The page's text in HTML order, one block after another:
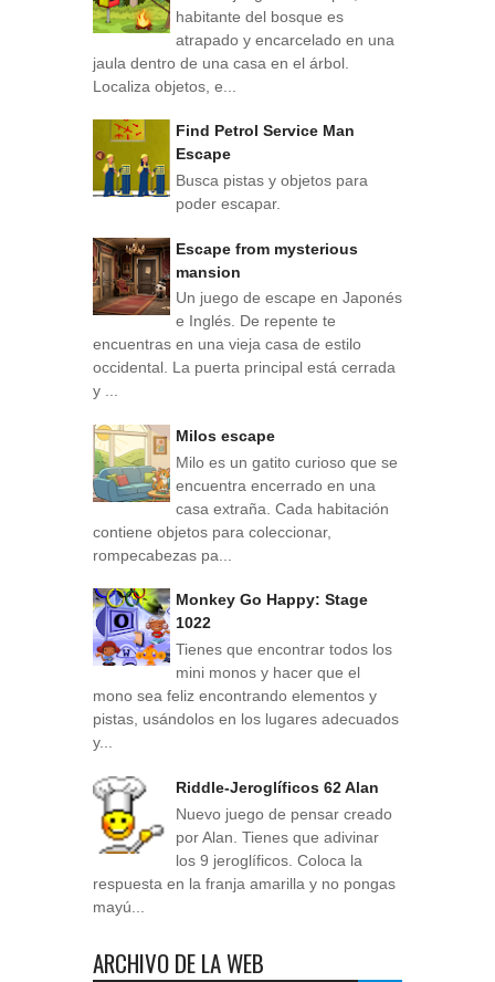
habitante del bosque es
atrapado y encarcelado en una
jaula dentro de una casa en el árbol.
Localiza objetos, e...
Find Petrol Service Man
Escape
Busca pistas y objetos para
poder escapar.
Escape from mysterious
mansion
Un juego de escape en Japonés
e Inglés. De repente te
encuentras en una vieja casa de estilo
occidental. La puerta principal está cerrada
y ...
Milos escape
Milo es un gatito curioso que se
encuentra encerrado en una
casa extraña. Cada habitación
contiene objetos para coleccionar,
rompecabezas pa...
Monkey Go Happy: Stage
1022
Tienes que encontrar todos los
mini monos y hacer que el
mono sea feliz encontrando elementos y
pistas, usándolos en los lugares adecuados
y...
Riddle-Jeroglíficos 62 Alan
Nuevo juego de pensar creado
por Alan. Tienes que adivinar
los 9 jeroglíficos. Coloca la
respuesta en la franja amarilla y no pongas
mayú...
ARCHIVO DE LA WEB